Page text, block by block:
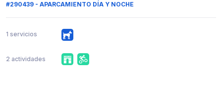
#290439 - APARCAMIENTO DÍA Y NOCHE
1 servicios
2 actividades